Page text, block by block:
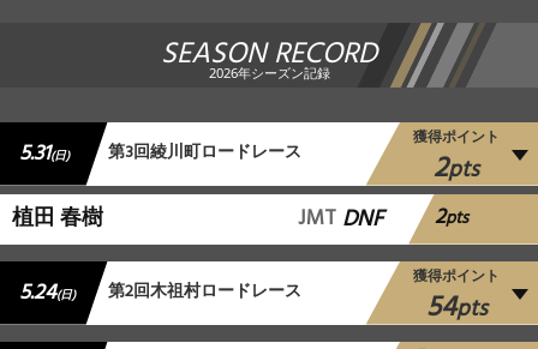
SEASON RECORD
2026年シーズン記録
5.31(日) 第3回綾川町ロードレース
獲得ポイント
2pts
植田 春樹 JMT DNF 2pts
5.24(日) 第2回木祖村ロードレース
獲得ポイント
54pts